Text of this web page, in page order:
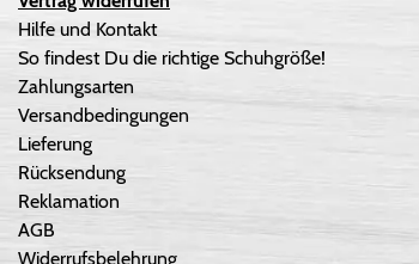
Hilfe und Kontakt
So findest Du die richtige Schuhgröße!
Zahlungsarten
Versandbedingungen
Lieferung
Rücksendung
Reklamation
AGB
Widerrufsbelehrung